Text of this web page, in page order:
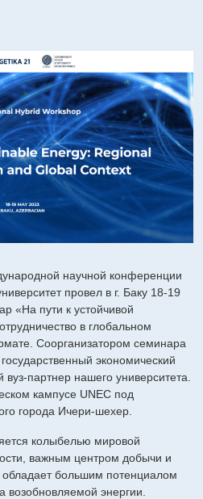
научной конференции
провел в г. Баку 18-19
«На пути к устойчивой
в глобальном
Соорганизатором семинара
экономический
партнер нашего университета.
кампусе UNEC под
города Ичери-шехер.
колыбелью мировой
важным центром добычи и
обладает большим потенциалом
возобновляемой энергии.